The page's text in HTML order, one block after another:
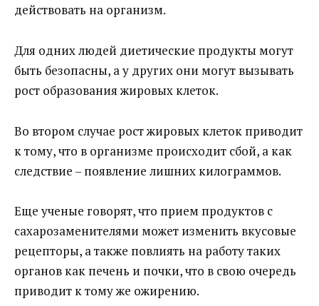
действовать на организм.
Для одних людей диетические продукты могут
быть безопасны, а у других они могут вызывать
рост образования жировых клеток.
Во втором случае рост жировых клеток приводит
к тому, что в организме происходит сбой, а как
следствие – появление лишних килограммов.
Еще ученые говорят, что прием продуктов с
сахарозаменителями может изменить вкусовые
рецепторы, а также повлиять на работу таких
органов как печень и почки, что в свою очередь
приводит к тому же ожирению.